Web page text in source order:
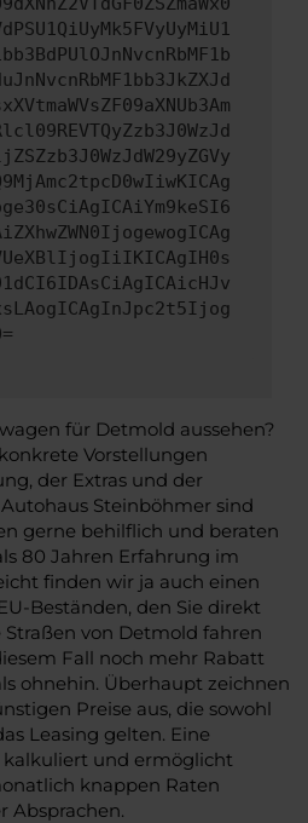
für Detmold aussehen?
Vorstellungen
der Extras und der
Steinböhmer sind
gerne behilflich und beraten
80 Jahren Erfahrung im
finden wir ja auch einen
Beständen, den Sie direkt
von Detmold fahren
Fall noch mehr Rabatt
ohnehin. Überhaupt zeichnen
Preise aus, die sowohl
Leasing gelten. Eine
kalkuliert und ermöglicht
knappen Raten
Absprachen.